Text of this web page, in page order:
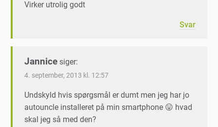
Virker utrolig godt
Svar
Jannice siger:
4. september, 2013 kl. 12:57
Undskyld hvis spørgsmål er dumt men jeg har jo
autouncle installeret på min smartphone 😛 hvad
skal jeg så med den?